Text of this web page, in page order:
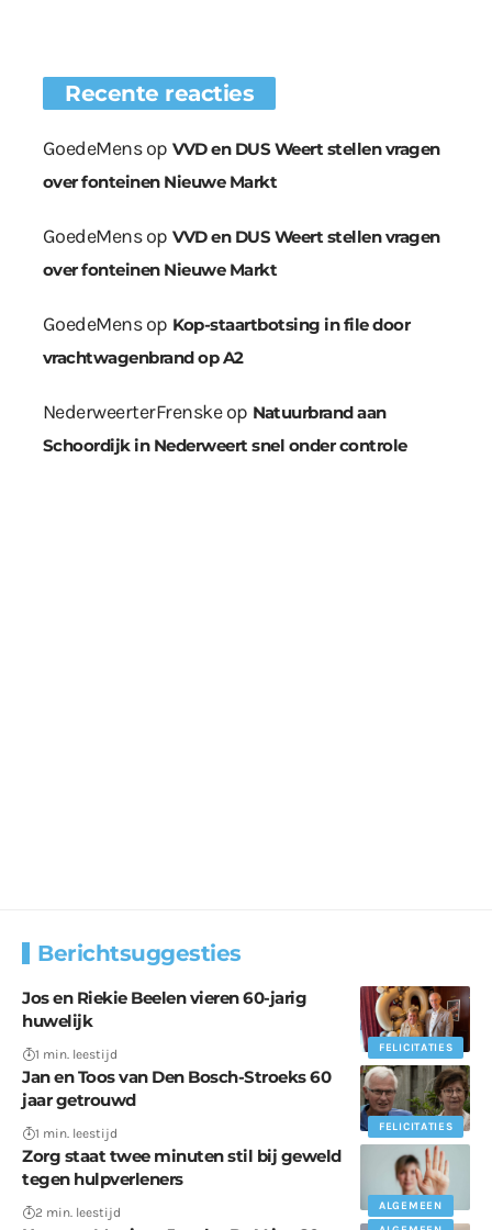
Recente reacties
GoedeMensop VVD en DUS Weert stellen vragen
over fonteinen Nieuwe Markt
GoedeMensop VVD en DUS Weert stellen vragen
over fonteinen Nieuwe Markt
GoedeMensop Kop-staartbotsing in file door
vrachtwagenbrand op A2
NederweerterFrenskeop Natuurbrand aan
Schoordijk in Nederweert snel onder controle
Berichtsuggesties
FELICITATIES
Jos en Riekie Beelen vieren 60-jarig
huwelijk
1 min. leestijd
FELICITATIES
Jan en Toos van Den Bosch-Stroeks 60
jaar getrouwd
1 min. leestijd
ALGEMEEN
Zorg staat twee minuten stil bij geweld
tegen hulpverleners
2 min. leestijd